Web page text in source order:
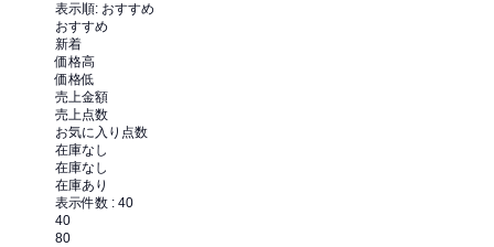
表示順: おすすめ
おすすめ
新着
価格高
価格低
売上金額
売上点数
お気に入り点数
在庫なし
在庫なし
在庫あり
表示件数 : 40
40
80